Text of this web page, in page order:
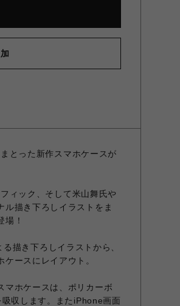
とった新作スマホケースが
ィック、そして米山舞氏や
描き下ろしイラストをま
場！
描き下ろしイラストから、
ースにレイアウト。
マホケースは、ポリカーボ
収します。またiPhone画面